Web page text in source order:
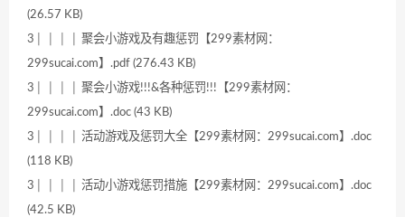
(26.57 KB)
3│ │ │ │ 聚会小游戏及有趣惩罚【299素材网：
299sucai.com】.pdf (276.43 KB)
3│ │ │ │ 聚会小游戏!!!&各种惩罚!!!【299素材网：
299sucai.com】.doc (43 KB)
3│ │ │ │ 活动游戏及惩罚大全【299素材网：299sucai.com】.doc
(118 KB)
3│ │ │ │ 活动小游戏惩罚措施【299素材网：299sucai.com】.doc
(42.5 KB)